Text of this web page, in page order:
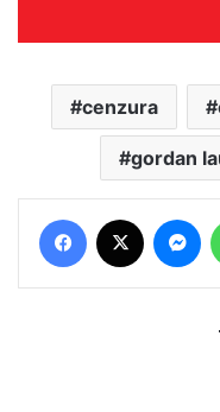
cenzura
gordan
Facebook